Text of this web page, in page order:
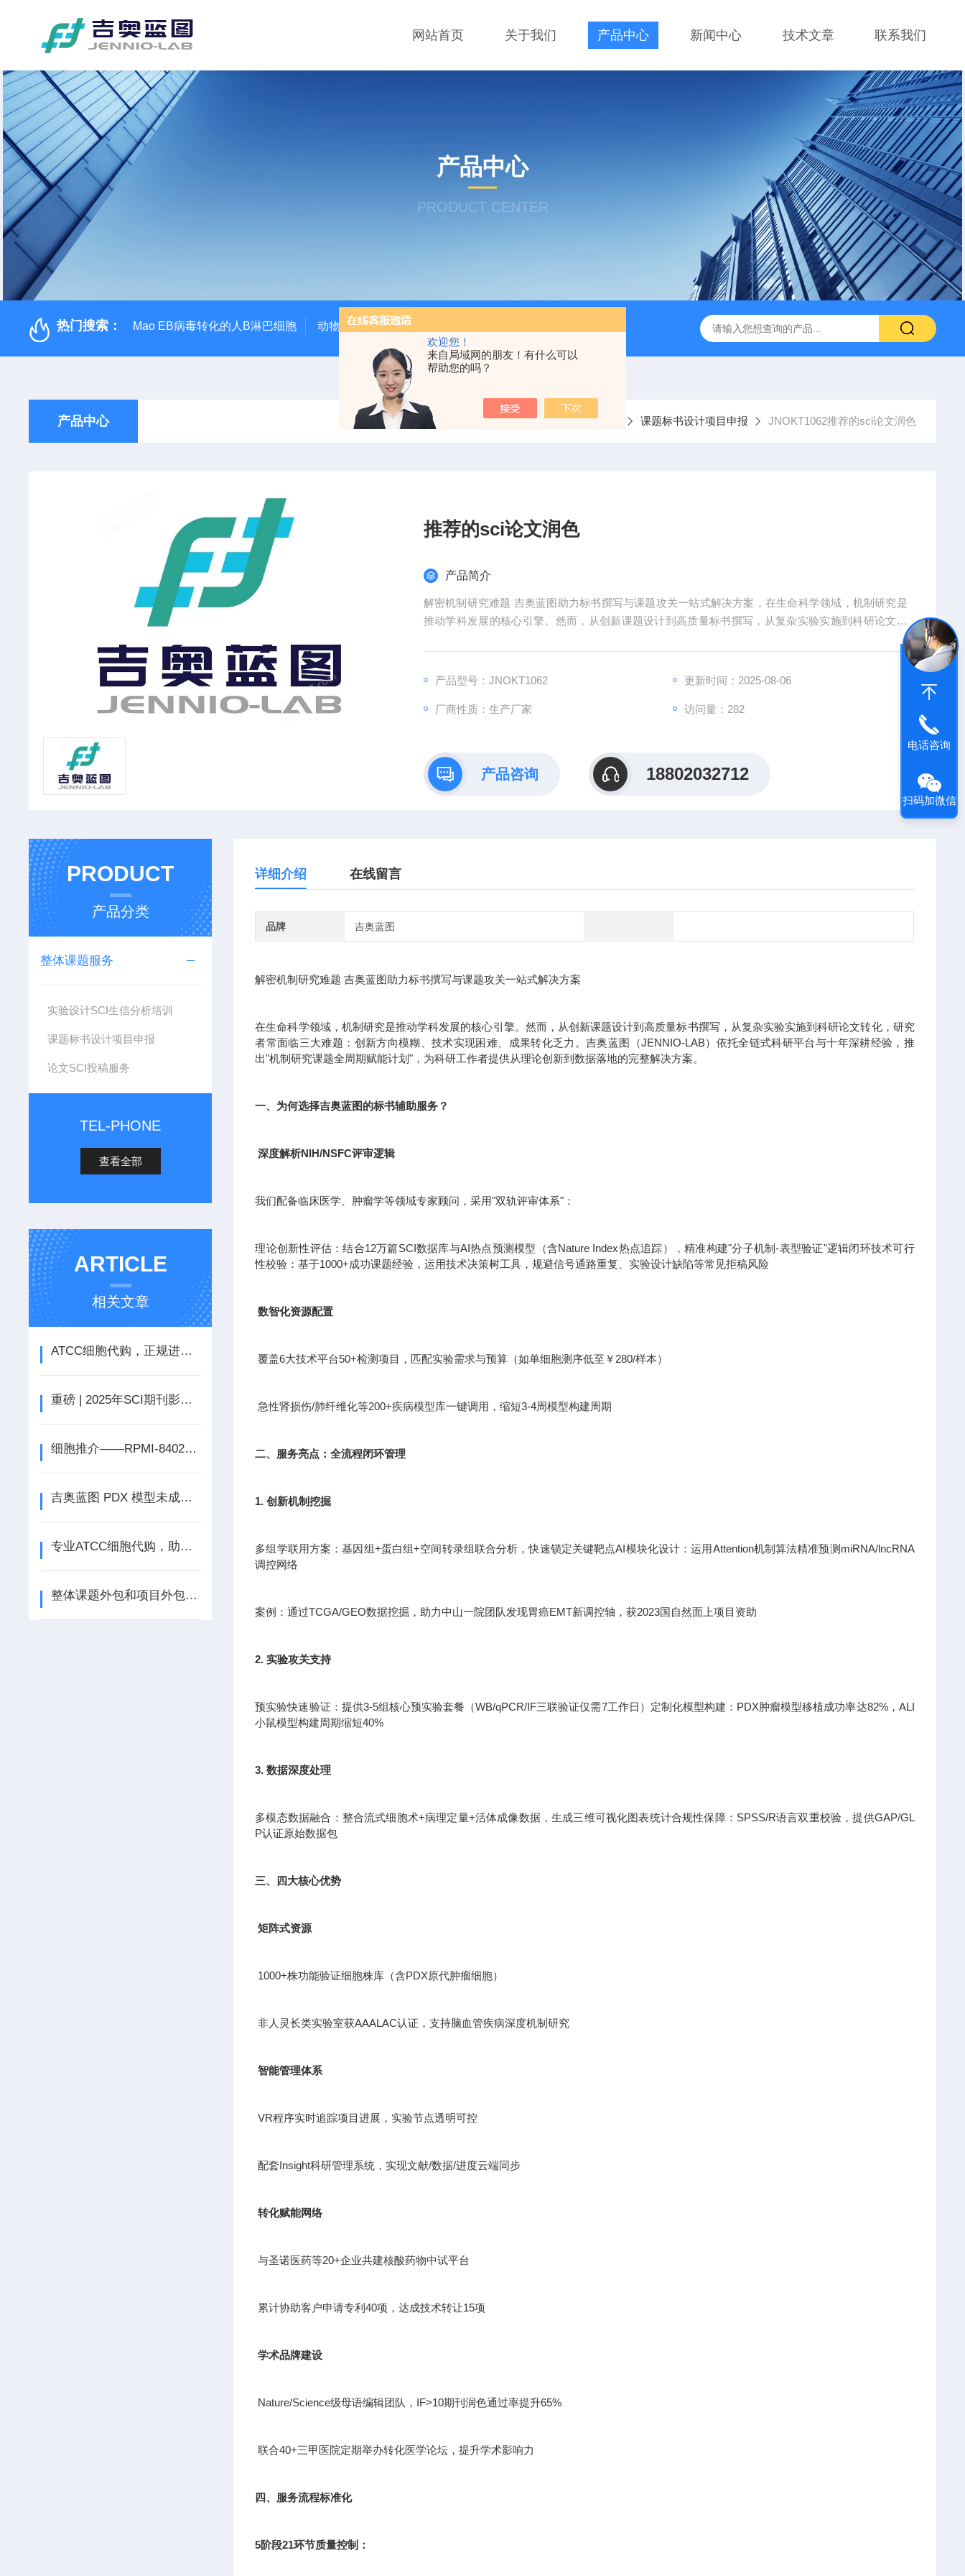
欢迎您！
来自局域网的朋友！有什么可以
帮助您的吗？
网站首页 关于我们 产品中心 新闻中心 技术文章 联系我们
产品中心
PRODUCT CENTER
热门搜索： Mao EB病毒转化的人B淋巴细胞 动物实验外包 北京 人源肿瘤组织异种移植（PDX）小鼠模型 流式实验外包
产品中心 当前位置： 产品中心 整体课题服务 课题标书设计项目申报 JNOKT1062推荐的sci论文润色
推荐的sci论文润色
产品简介
解密机制研究难题 吉奥蓝图助力标书撰写与课题攻关一站式解决方案，在生命科学领域，机制研究是
推动学科发展的核心引擎。然而，从创新课题设计到高质量标书撰写，从复杂实验实施到科研论文转
化，研究者常面临三大难题：创新方向模糊、技术实现困难、成果转化乏力。吉奥蓝图（JENNIO-LA
B）依托全链式科研平台与十年深耕经验，推出"机制研究课题全周期赋能计划"，为科研工作者提供从
理论创新到数据落地的完整解决方案。
产品型号：JNOKT1062 更新时间：2025-08-06
厂商性质：生产厂家 访问量：282
产品咨询 18802032712
PRODUCT
产品分类
整体课题服务
实验设计SCI生信分析培训
课题标书设计项目申报
论文SCI投稿服务
TEL-PHONE
查看全部
ARTICLE
相关文章
ATCC细胞代购，正规进口售后无忧
重磅 | 2025年SCI期刊影响因子正式公布
细胞推介——RPMI-8402人急性T淋巴细胞白血病细胞
吉奥蓝图 PDX 模型未成瘤即免单
专业ATCC细胞代购，助力科研无忧
整体课题外包和项目外包-为什么越来越多的企业选择实验外包?
详细介绍 在线留言
品牌 吉奥蓝图
解密机制研究难题 吉奥蓝图助力标书撰写与课题攻关一站式解决方案
在生命科学领域，机制研究是推动学科发展的核心引擎。然而，从创新课题设计到高质量标书撰写，从复杂实验实施到科研论文转化，研究
者常面临三大难题：创新方向模糊、技术实现困难、成果转化乏力。吉奥蓝图（JENNIO-LAB）依托全链式科研平台与十年深耕经验，推
出"机制研究课题全周期赋能计划"，为科研工作者提供从理论创新到数据落地的完整解决方案。
一、为何选择吉奥蓝图的标书辅助服务？
深度解析NIH/NSFC评审逻辑
我们配备临床医学、肿瘤学等领域专家顾问，采用"双轨评审体系"：
理论创新性评估：结合12万篇SCI数据库与AI热点预测模型（含Nature Index热点追踪），精准构建"分子机制-表型验证"逻辑闭环技术可行
性校验：基于1000+成功课题经验，运用技术决策树工具，规避信号通路重复、实验设计缺陷等常见拒稿风险
数智化资源配置
覆盖6大技术平台50+检测项目，匹配实验需求与预算（如单细胞测序低至￥280/样本）
急性肾损伤/肺纤维化等200+疾病模型库一键调用，缩短3-4周模型构建周期
二、服务亮点：全流程闭环管理
1. 创新机制挖掘
多组学联用方案：基因组+蛋白组+空间转录组联合分析，快速锁定关键靶点AI模块化设计：运用Attention机制算法精准预测miRNA/lncRNA
调控网络
案例：通过TCGA/GEO数据挖掘，助力中山一院团队发现胃癌EMT新调控轴，获2023国自然面上项目资助
2. 实验攻关支持
预实验快速验证：提供3-5组核心预实验套餐（WB/qPCR/IF三联验证仅需7工作日）定制化模型构建：PDX肿瘤模型移植成功率达82%，ALI
小鼠模型构建周期缩短40%
3. 数据深度处理
多模态数据融合：整合流式细胞术+病理定量+活体成像数据，生成三维可视化图表统计合规性保障：SPSS/R语言双重校验，提供GAP/GL
P认证原始数据包
三、四大核心优势
矩阵式资源
1000+株功能验证细胞株库（含PDX原代肿瘤细胞）
非人灵长类实验室获AAALAC认证，支持脑血管疾病深度机制研究
智能管理体系
VR程序实时追踪项目进展，实验节点透明可控
配套Insight科研管理系统，实现文献/数据/进度云端同步
转化赋能网络
与圣诺医药等20+企业共建核酸药物中试平台
累计协助客户申请专利40项，达成技术转让15项
学术品牌建设
Nature/Science级母语编辑团队，IF>10期刊润色通过率提升65%
联合40+三甲医院定期举办转化医学论坛，提升学术影响力
四、服务流程标准化
5阶段21环节质量控制：
电话咨询
扫码加微信